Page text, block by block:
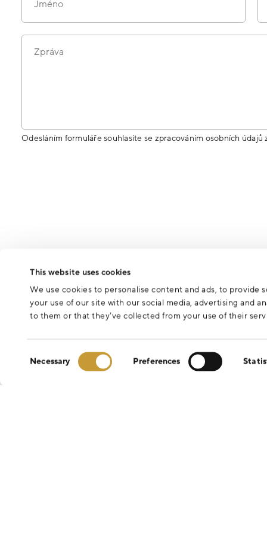
This website uses cookies
We use cookies to personalise content and ads, to provide
your use of our site with our social media, advertising and
to them or that they’ve collected from your use of their
Necessary Preferences
Jméno
Zpráva
Odesláním formuláře souhlasíte se zpracováním osobních údajů